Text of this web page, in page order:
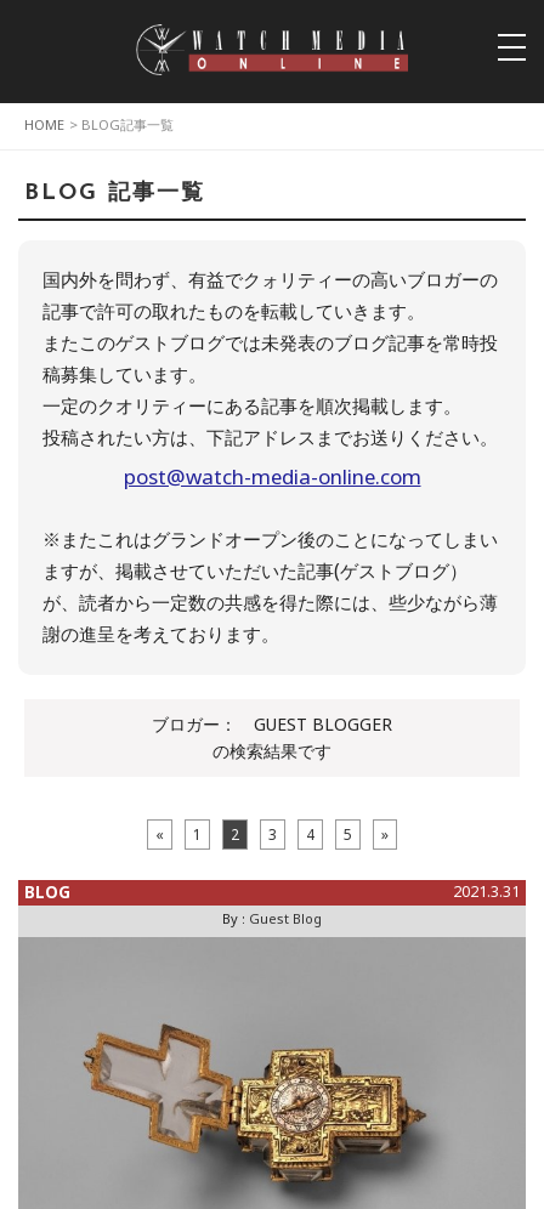
HOME > BLOG記事一覧
BLOG 記事一覧
国内外を問わず、有益でクォリティーの高いブロガーの
記事で許可の取れたものを転載していきます。
またこのゲストブログでは未発表のブログ記事を常時投
稿募集しています。
一定のクオリティーにある記事を順次掲載します。
投稿されたい方は、下記アドレスまでお送りください。
post@watch-media-online.com
※またこれはグランドオープン後のことになってしまい
ますが、掲載させていただいた記事(ゲストブログ）
が、読者から一定数の共感を得た際には、些少ながら薄
謝の進呈を考えております。
ブロガー：
GUEST BLOGGER
の検索結果です
« 1 2 3 4 5 »
BLOG 2021.3.31
By : Guest Blog